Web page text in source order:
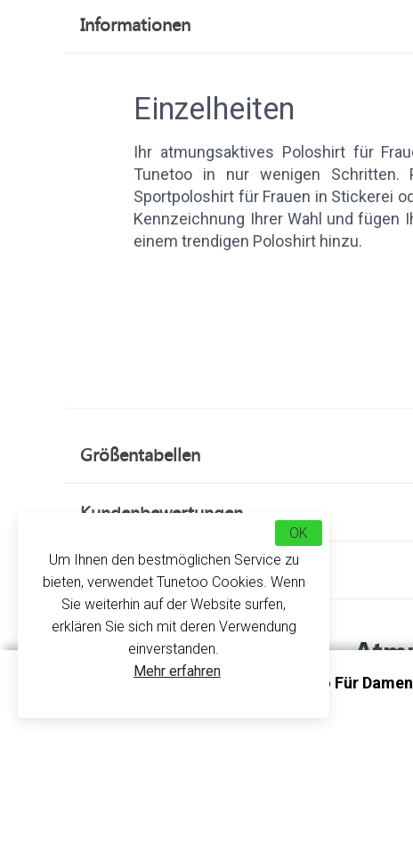
Informationen
Einzelheiten
Ihr atmungsaktives Poloshirt für
Tunetoo in nur wenigen Schritten.
Sportpoloshirt für Frauen in Stickerei
Kennzeichnung Ihrer Wahl und fügen
einem trendigen Poloshirt hinzu.
Größentabellen
Kundenbewertungen
Über uns
Entdecken Sie ein Modell eines Poloshirts für
Atmungsaktives Sport-Polo Für
Um Ihnen den bestmöglichen Service zu
bieten, verwendet Tunetoo Cookies. Wenn
Sie weiterhin auf der Website surfen,
erklären Sie sich mit deren Verwendung
einverstanden.
Mehr erfahren
OK